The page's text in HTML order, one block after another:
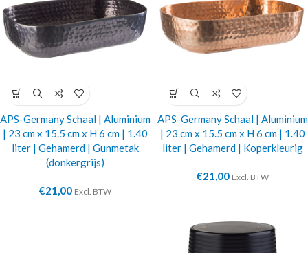
APS-Germany Schaal | Aluminium
| 23 cm x 15.5 cm x H 6 cm | 1.40
liter | Gehamerd | Gunmetak
(donkergrijs)
€21,00 Excl. BTW
APS-Germany Schaal | Aluminium
| 23 cm x 15.5 cm x H 6 cm | 1.40
liter | Gehamerd | Koperkleurig
€21,00 Excl. BTW